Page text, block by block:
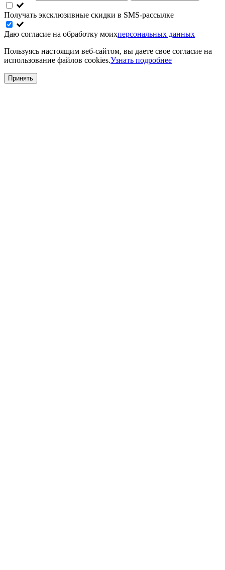
Получать эксклюзивные скидки в SMS-рассылке
Даю согласие на обработку моихперсональных данных
Пользуясь настоящим веб-сайтом, вы даете свое согласие на
использование файлов cookies.Узнать подробнее
Принять